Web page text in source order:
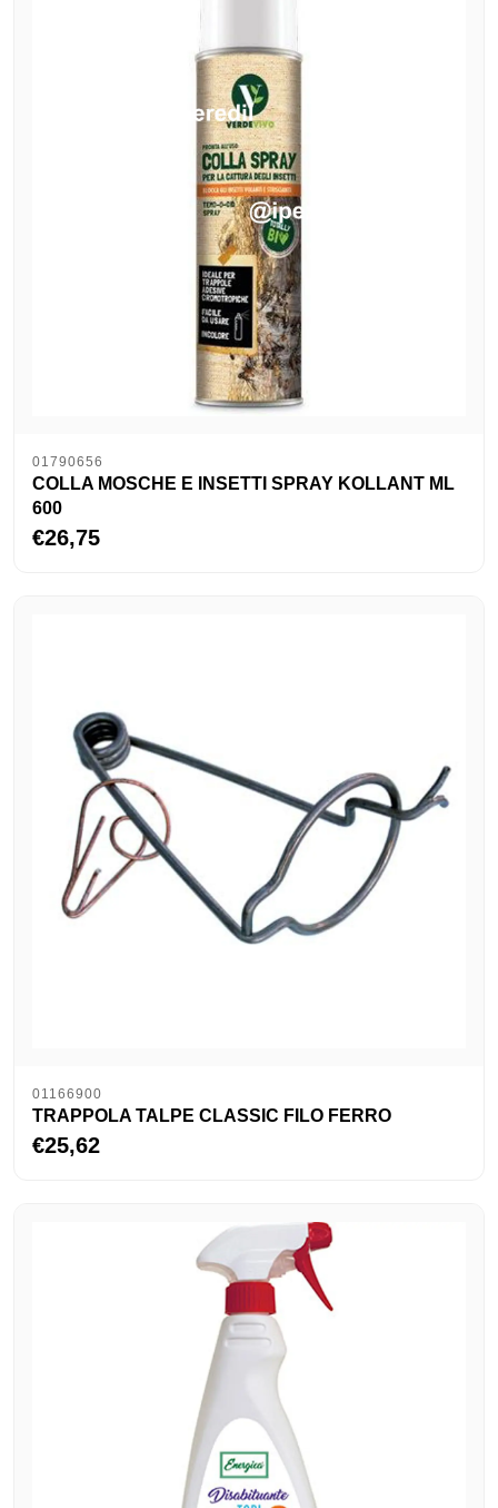
01790656
COLLA MOSCHE E INSETTI SPRAY KOLLANT ML
600
€26,75
01166900
TRAPPOLA TALPE CLASSIC FILO FERRO
€25,62